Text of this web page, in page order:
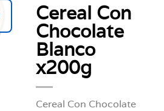
Cereal Con
Chocolate
Blanco
x200g
Cereal Con Chocolate